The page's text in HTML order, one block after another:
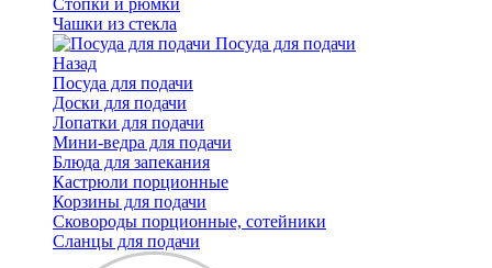
Стопки и рюмки
Чашки из стекла
Посуда для подачи
Назад
Посуда для подачи
Доски для подачи
Лопатки для подачи
Мини-ведра для подачи
Блюда для запекания
Кастрюли порционные
Корзины для подачи
Сковороды порционные, сотейники
Сланцы для подачи